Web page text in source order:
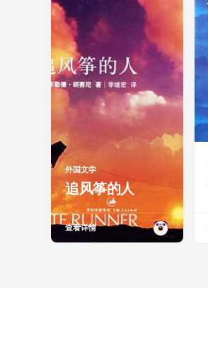
外国文学
追风筝的人
查看详情